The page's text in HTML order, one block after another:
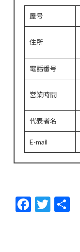
屋号
住所
電話番号
営業時間
代表者名
E-mail
F
T